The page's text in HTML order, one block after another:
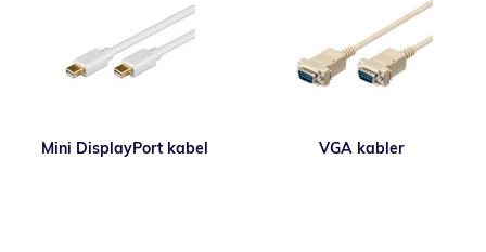
Mini DisplayPort kabel VGA kabler